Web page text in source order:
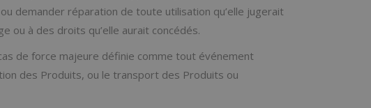
demander réparation de toute utilisation qu’elle jugerait
ou à des droits qu’elle aurait concédés.
de force majeure définie comme tout événement
des Produits, ou le transport des Produits ou